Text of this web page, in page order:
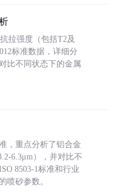
拉强度（包括T2及
标准数据，详细分
比不同状态下的金属
，重点分析了铝合金
6.3μm），并对比不
8503-1标准和行业
喷砂参数。